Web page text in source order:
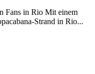
Fans in Rio Mit einem
Strand in Rio...